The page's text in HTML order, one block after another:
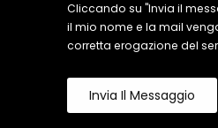
Cliccando su "Invia il
il mio nome e la mail
corretta erogazione del
Invia Il Messaggio